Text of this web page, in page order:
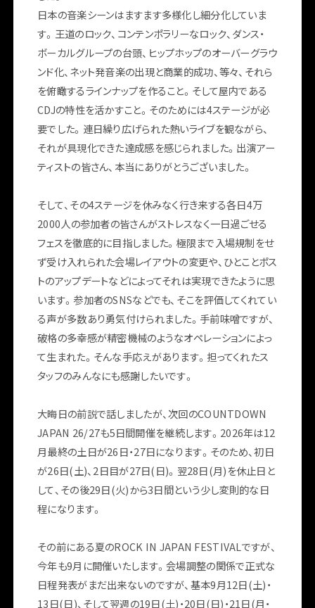
最新情報 メッセージ 開催概要
FOLLOW US
日本の音楽シーンはますます多様化し細分化していま
す。王道のロック、コンテンポラリーなロック、ダンス・
ボーカルグループの台頭、ヒップホップのオーバーグラウ
ンド化、ネット発音楽の出現と商業的成功、等々、それら
を俯瞰するラインナップを作ること。そして屋内である
CDJの特性を活かすこと。そのためには4ステージが必
要でした。連日繰り広げられた熱いライブを観ながら、
それが具現化できた達成感を感じられました。出演アー
ティストの皆さん、本当にありがとうございました。
そして、その4ステージを休みなく行き来する各日4万
2000人の参加者の皆さんがストレスなく一日過ごせる
フェスを徹底的に目指しました。極限まで入場規制をせ
ず受け入れられた会場レイアウトの変更や、ひとことポス
トのアップデートなどによってそれは実現できたように思
います。参加者のSNSなどでも、そこを評価してくれてい
る声が多数あり勇気付けられました。手前味噌ですが、
破格の多幸感が精密機械のようなオペレーションによっ
て生まれた。そんな手応えがあります。担ってくれたス
タッフのみんなにも感謝したいです。
大晦日の前説で話しましたが、次回のCOUNTDOWN
JAPAN 26/27も5日間開催を継続します。2026年は12
月最終の土日が26日・27日になります。そのため、初日
が26日(土)、2日目が27日(日)。翌28日(月)を休止日と
して、その後29日(火)から3日間という少し変則的な日
程になります。
その前にある夏のROCK IN JAPAN FESTIVALですが、
今年も9月に開催いたします。会場調整の関係で正式な
日程発表がまだ出来ないのですが、基本9月12日(土)・
13日(日)、そして翌週の19日(土)・20日(日)・21日(月・